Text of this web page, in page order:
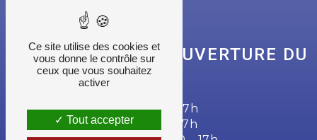
NOS HORAIRES D'OUVERTURE DU
SECRÉTARIAT
Lundi : 7h30 - 12h | 13h30 - 17h
Mardi : 7h30 - 12h | 13h30 - 17h
Ce site utilise des cookies et
vous donne le contrôle sur
ceux que vous souhaitez
activer
Tout accepter